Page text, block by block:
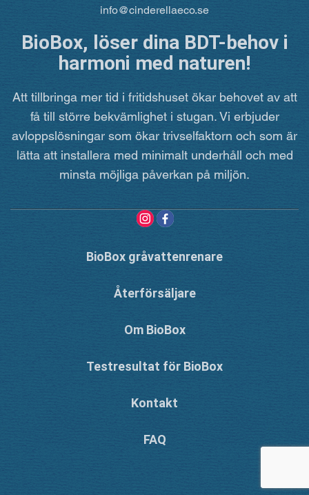
info@cinderellaeco.se
BioBox, löser dina BDT-behov i
harmoni med naturen!
Att tillbringa mer tid i fritidshuset ökar behovet av att
få till större bekvämlighet i stugan. Vi erbjuder
avloppslösningar som ökar trivselfaktorn och som är
lätta att installera med minimalt underhåll och med
minsta möjliga påverkan på miljön.
BioBox gråvattenrenare
Återförsäljare
Om BioBox
Testresultat för BioBox
Kontakt
FAQ